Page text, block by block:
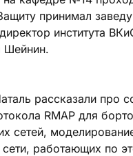
принимал
института
Шейнин.
рассказали про
RMAP для
сетей,
сети, работающих по